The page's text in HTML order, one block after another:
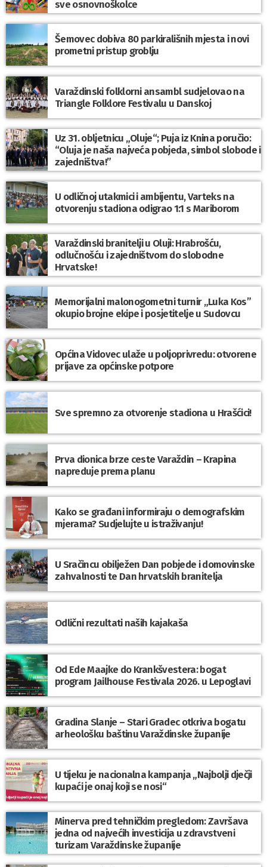
sve osnovnoškolce
Šemovec dobiva 80 parkirališnih mjesta i novi
prometni pristup groblju
Varaždinski folklorni ansambl sudjelovao na
Triangle Folklore Festivalu u Danskoj
Uz 31. obljetnicu „Oluje“; Puja iz Knina poručio:
“Oluja je naša najveća pobjeda, simbol slobode i
zajedništva!”
U odličnoj utakmici i ambijentu, Varteks na
otvorenju stadiona odigrao 1:1 s Mariborom
Varaždinski branitelji u Oluji: Hrabrošću,
odlučnošću i zajedništvom do slobodne
Hrvatske!
Memorijalni malonogometni turnir „Luka Kos”
okupio brojne ekipe i posjetitelje u Sudovcu
Općina Vidovec ulaže u poljoprivredu: otvorene
prijave za općinske potpore
Sve spremno za otvorenje stadiona u Hrašćici!
Prva dionica brze ceste Varaždin – Krapina
napreduje prema planu
Kako se građani informiraju o demografskim
mjerama? Sudjelujte u istraživanju!
U Sračincu obilježen Dan pobjede i domovinske
zahvalnosti te Dan hrvatskih branitelja
Odlični rezultati naših kajakaša
Od Ede Maajke do Krankšvestera: bogat
program Jailhouse Festivala 2026. u Lepoglavi
Gradina Slanje – Stari Gradec otkriva bogatu
arheološku baštinu Varaždinske županije
U tijeku je nacionalna kampanja „Najbolji dječji
kupaći je onaj koji se nosi“
Minerva pred tehničkim pregledom: Završava
jedna od najvećih investicija u zdravstveni
turizam Varaždinske županije